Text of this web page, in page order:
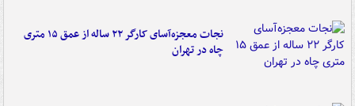
نجات معجزه‌آسای کارگر ۲۲ ساله از عمق ۱۵ متری
چاه در تهران